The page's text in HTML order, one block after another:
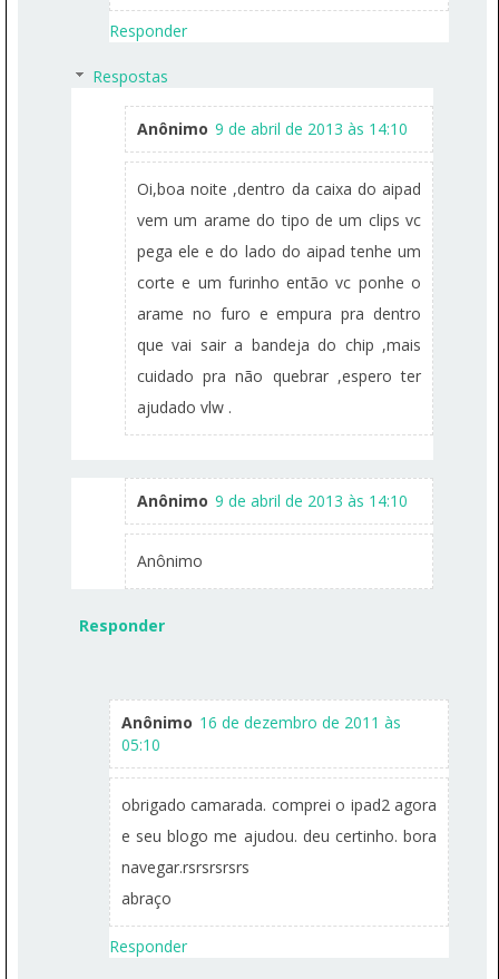
Responder
Respostas
Anônimo 9 de abril de 2013 às 14:10
Oi,boa noite ,dentro da caixa do aipad
vem um arame do tipo de um clips vc
pega ele e do lado do aipad tenhe um
corte e um furinho então vc ponhe o
arame no furo e empura pra dentro
que vai sair a bandeja do chip ,mais
cuidado pra não quebrar ,espero ter
ajudado vlw .
Anônimo 9 de abril de 2013 às 14:10
Anônimo
Responder
Anônimo 16 de dezembro de 2011 às
05:10
obrigado camarada. comprei o ipad2 agora
e seu blogo me ajudou. deu certinho. bora
navegar.rsrsrsrsrs
abraço
Responder